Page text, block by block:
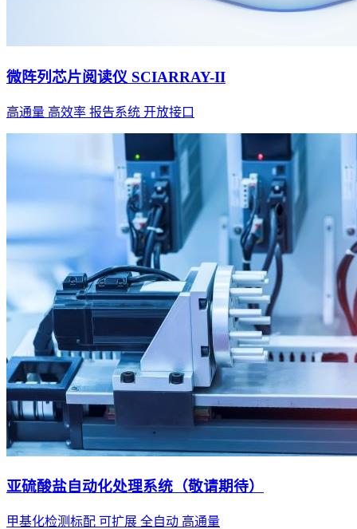
微阵列芯片阅读仪 SCIARRAY-II
高通量 高效率 报告系统 开放接口
亚硫酸盐自动化处理系统（敬请期待）
甲基化检测标配 可扩展 全自动 高通量